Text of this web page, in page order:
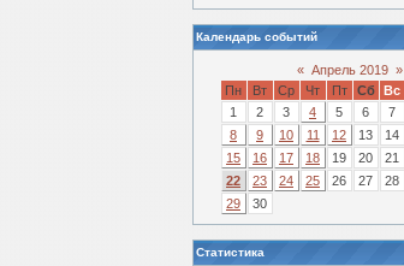
Календарь событий
« Апрель 2019 »
Пн
Вт Ср Чт Пт Сб
Вс
1
2 3 4 5 6
7
8
9 10 11 12 13
14
15
16 17 18 19 20
21
22
23 24 25 26 27
28
29
30
Статистика